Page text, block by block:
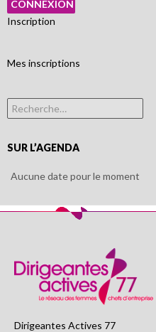
Inscription
Mes inscriptions
Rechercher :
SUR L’AGENDA
Aucune date pour le moment
Dirigeantes Actives 77